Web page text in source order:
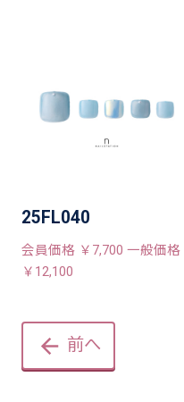
25FL040
会員価格 ￥7,700 一般価格
￥12,100
前へ